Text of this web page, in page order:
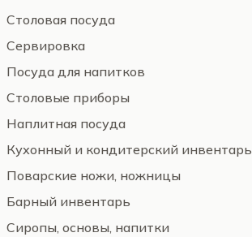
Столовая посуда
Сервировка
Посуда для напитков
Столовые приборы
Наплитная посуда
Кухонный и кондитерский инвентарь
Поварские ножи, ножницы
Барный инвентарь
Сиропы, основы, напитки